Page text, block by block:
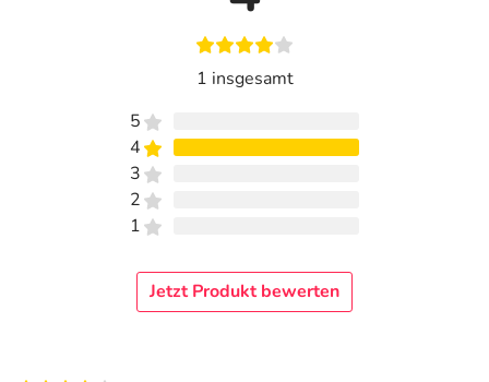
1 insgesamt
5
4
3
2
1
Jetzt Produkt bewerten